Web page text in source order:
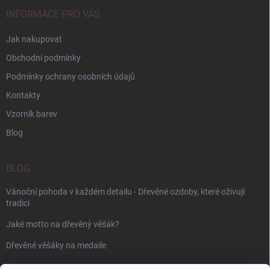
INFORMACE PRO VÁS
Jak nakupovat
Obchodní podmínky
Podmínky ochrany osobních údajů
Kontakty
Vzorník barev
Blog
BLOG
Vánoční pohoda v každém detailu - Dřevěné ozdoby, které oživují
tradici
Jaké motto na dřevěný věšák?
Dřevěné věšáky na medaile